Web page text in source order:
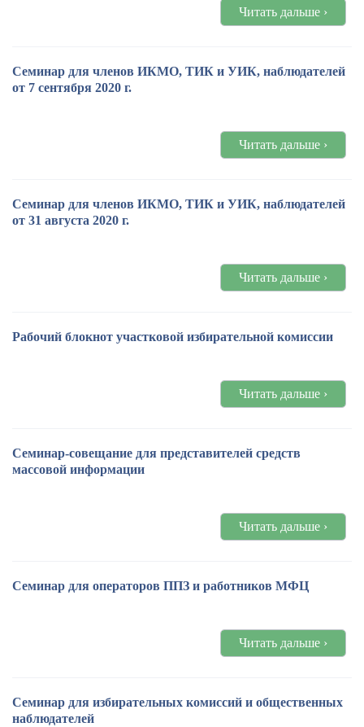
Читать дальше ›
Семинар для членов ИКМО, ТИК и УИК, наблюдателей
от 7 сентября 2020 г.
Читать дальше ›
Семинар для членов ИКМО, ТИК и УИК, наблюдателей
от 31 августа 2020 г.
Читать дальше ›
Рабочий блокнот участковой избирательной комиссии
Читать дальше ›
Семинар-совещание для представителей средств
массовой информации
Читать дальше ›
Семинар для операторов ППЗ и работников МФЦ
Читать дальше ›
Семинар для избирательных комиссий и общественных
наблюдателей